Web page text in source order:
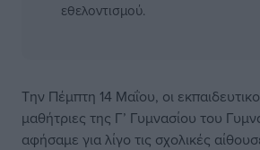
εθελοντισμού.
Την Πέμπτη 14 Μαΐου, οι
μαθήτριες της Γ’ Γυμνασίου του
αφήσαμε για λίγο τις σχολικές